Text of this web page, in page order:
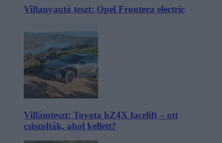
Villanyautó teszt: Opel Frontera electric
Villámteszt: Toyota bZ4X facelift – ott
csiszolták, ahol kellett?